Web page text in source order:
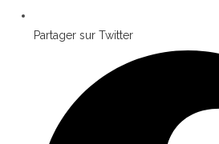
Partager sur Twitter